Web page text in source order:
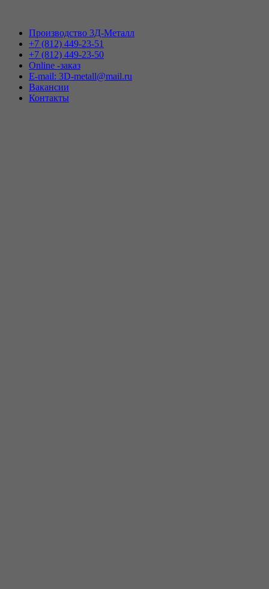
Производство 3Д-Металл
+7 (812) 449-23-51
+7 (812) 449-23-50
Online -заказ
E-mail: 3D-metall@mail.ru
Вакансии
Контакты